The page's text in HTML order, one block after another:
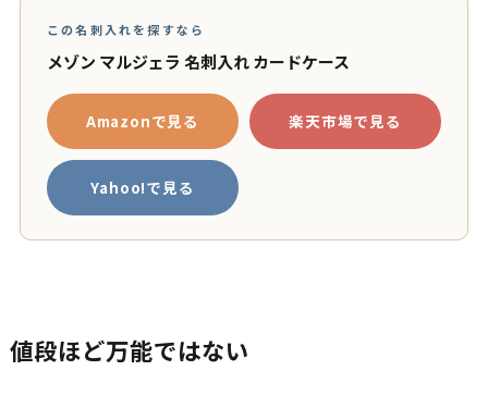
この名刺入れを探すなら
メゾン マルジェラ 名刺入れ カードケース
Amazonで見る 楽天市場で見る
Yahoo!で見る
値段ほど万能ではない